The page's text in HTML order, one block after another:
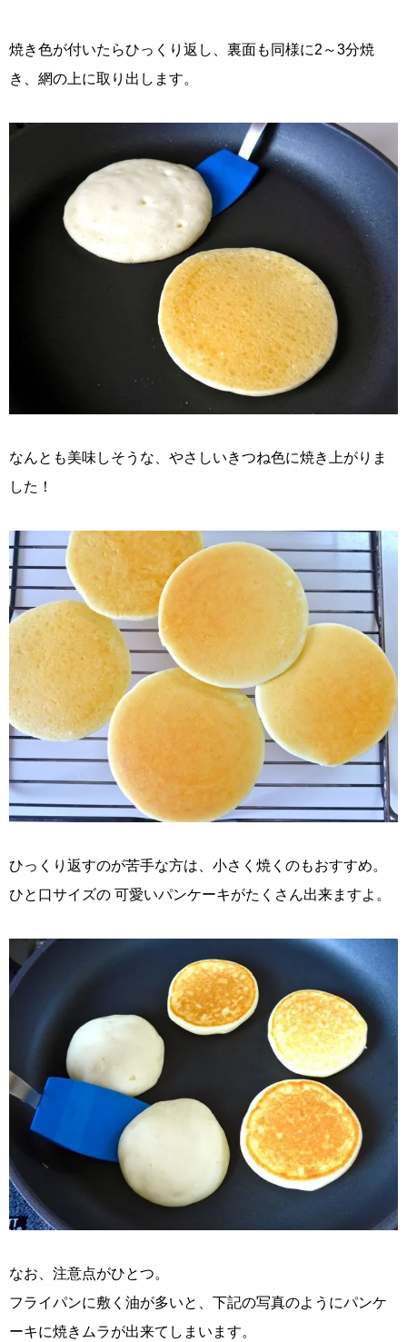
焼き色が付いたらひっくり返し、裏面も同様に2～3分焼
き、網の上に取り出します。
なんとも美味しそうな、やさしいきつね色に焼き上がりま
した！
ひっくり返すのが苦手な方は、小さく焼くのもおすすめ。
ひと口サイズの 可愛いパンケーキがたくさん出来ますよ。
なお、注意点がひとつ。
フライパンに敷く油が多いと、下記の写真のようにパンケ
ーキに焼きムラが出来てしまいます。